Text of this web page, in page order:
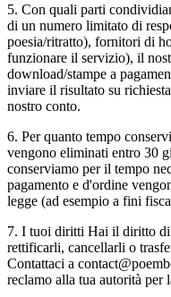
5. Con quali parti
di un numero limitato di
poesia/ritratto), fornitori di
funzionare il servizio), il
download/stampe a
inviare il risultato su
nostro conto.
6. Per quanto tempo
vengono eliminati entro 30
conserviamo per il tempo
pagamento e d'ordine
legge (ad esempio a fini
7. I tuoi diritti Hai il diritto di
rettificarli, cancellarli o
Contattaci a
reclamo alla tua autorità per